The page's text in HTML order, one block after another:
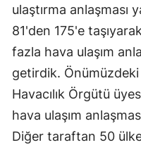
ulaştırma anlaşması
81'den 175'e
fazla hava ulaşım
getirdik. Önümüzdeki
Havacılık Örgütü
hava ulaşım
Diğer taraftan 50